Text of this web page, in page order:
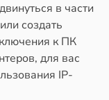
в части
создать
к ПК
для вас
IP-